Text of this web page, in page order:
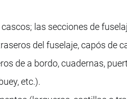
las secciones de
del fuselaje, capós de
de a bordo, cuadernas,
etc.).